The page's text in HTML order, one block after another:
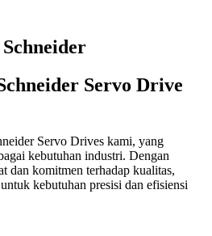
Servo Drive
Servo Drives kami, yang
kebutuhan industri. Dengan
dan komitmen terhadap kualitas,
kebutuhan presisi dan efisiensi